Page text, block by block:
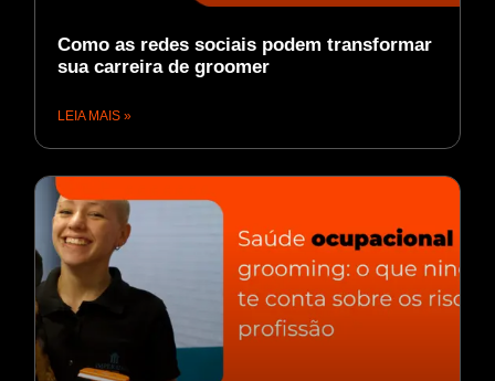
Como as redes sociais podem transformar
sua carreira de groomer
LEIA MAIS »